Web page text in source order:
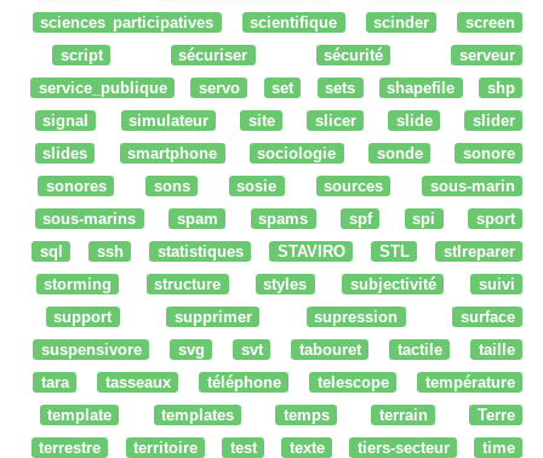
sciences participatives
scientifique scinder
screen
script
sécuriser sécurité
serveur
service_publique
servo set sets shapefile
shp
signal
simulateur site slicer slide
slider
slides
smartphone sociologie sonde
sonore
sonores
sons sosie sources
sous-marin
sous-marins
spam spams spf spi
sport
sql
ssh statistiques STAVIRO STL
stlreparer
storming
structure styles subjectivité
suivi
support
supprimer supression
surface
suspensivore
svg svt tabouret tactile
taille
tara
tasseaux téléphone telescope
température
template
templates temps terrain
Terre
terrestre
territoire test texte tiers-secteur
time